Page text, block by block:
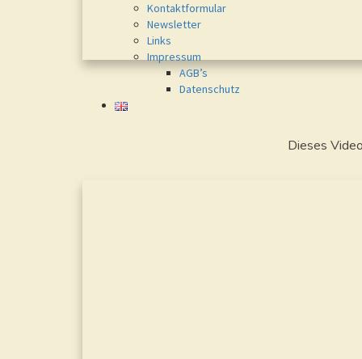
Kontaktformular
Newsletter
Links
Impressum
AGB’s
Datenschutz
Dieses